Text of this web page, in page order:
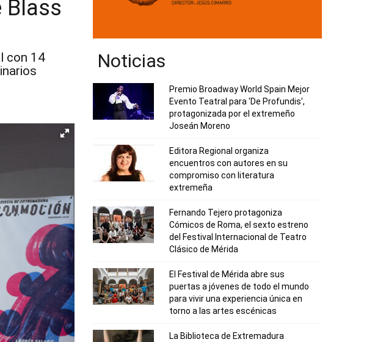
Blass
con 14
Noticias
Premio Broadway World Spain Mejor
Evento Teatral para 'De Profundis',
protagonizada por el extremeño
Joseán Moreno
Editora Regional organiza
encuentros con autores en su
compromiso con literatura
extremeña
Fernando Tejero protagoniza
Cómicos de Roma, el sexto estreno
del Festival Internacional de Teatro
Clásico de Mérida
El Festival de Mérida abre sus
puertas a jóvenes de todo el mundo
para vivir una experiencia única en
torno a las artes escénicas
La Biblioteca de Extremadura